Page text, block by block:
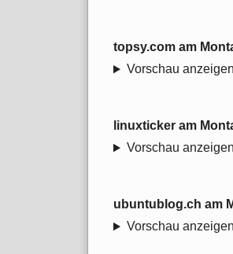
topsy.com am
Vorschau anzeigen
linuxticker am
Vorschau anzeigen
ubuntublog.ch am
Vorschau anzeigen